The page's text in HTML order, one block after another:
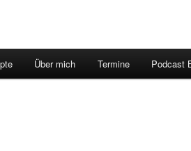
Über mich Termine Podcast